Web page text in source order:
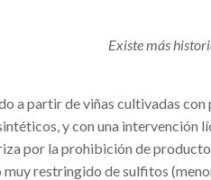
Existe más
a partir de viñas cultivadas
y con una intervención
por la prohibición de
restringido de sulfitos